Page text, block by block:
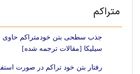
متراکم
جذب سطحی بتن خودمتراکم حاوی
سیلیکا [مقالات ترجمه شده]
رفتار بتن خود تراکم در صورت